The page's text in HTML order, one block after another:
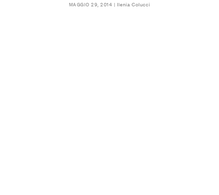
MAGGIO 29, 2014 Ilenia Colucci